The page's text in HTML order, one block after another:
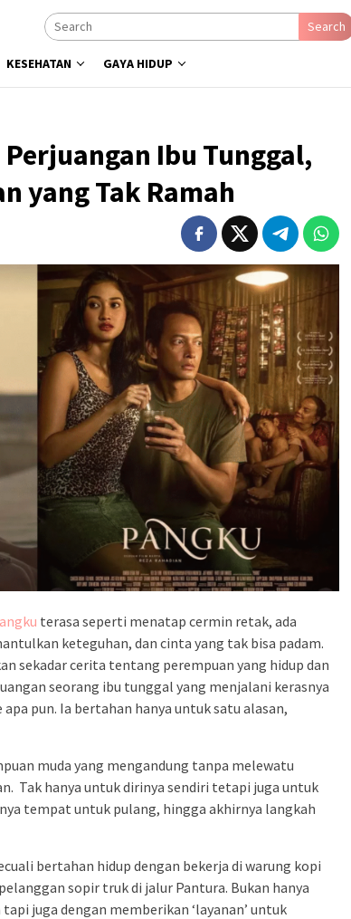
Search
KESEHATAN GAYA HIDUP
Ibu Tunggal,
yang Tak Ramah
terasa seperti menatap cermin retak, ada
keteguhan, dan cinta yang tak bisa padam.
sekadar cerita tentang perempuan yang hidup dan
seorang ibu tunggal yang menjalani kerasnya
pun. Ia bertahan hanya untuk satu alasan,
muda yang mengandung tanpa melewatu
Tak hanya untuk dirinya sendiri tetapi juga untuk
tempat untuk pulang, hingga akhirnya langkah
bertahan hidup dengan bekerja di warung kopi
sopir truk di jalur Pantura. Bukan hanya
juga dengan memberikan ‘layanan’ untuk